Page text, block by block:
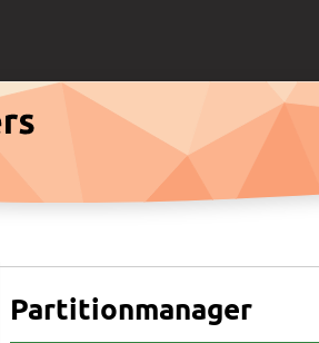
Partitionmanager